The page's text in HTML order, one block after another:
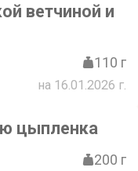
ветчиной и
110 г
на 16.01.2026 г.
цыпленка
200 г